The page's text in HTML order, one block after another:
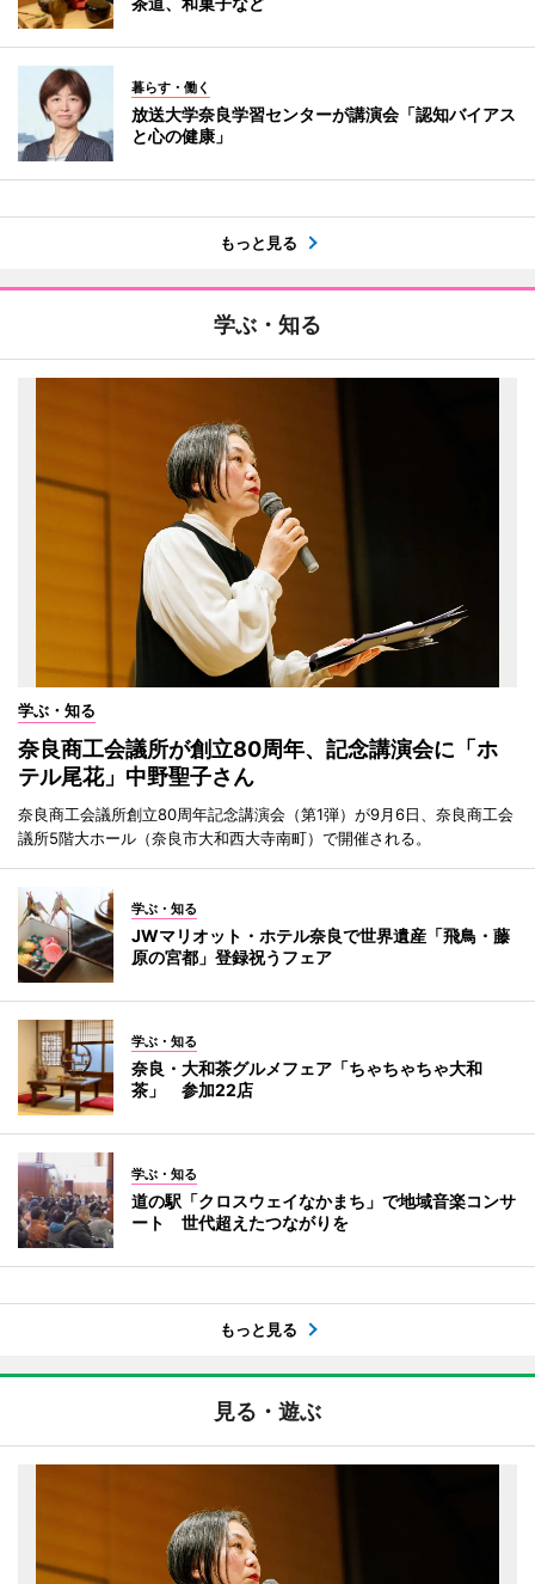
暮らす・働く
放送大学奈良学習センターが講演会「認知バイアス
と心の健康」
もっと見る
学ぶ・知る
学ぶ・知る
奈良商工会議所が創立80周年、記念講演会に「ホ
テル尾花」中野聖子さん
奈良商工会議所創立80周年記念講演会（第1弾）が9月6日、奈良商工会
議所5階大ホール（奈良市大和西大寺南町）で開催される。
学ぶ・知る
JWマリオット・ホテル奈良で世界遺産「飛鳥・藤
原の宮都」登録祝うフェア
学ぶ・知る
奈良・大和茶グルメフェア「ちゃちゃちゃ大和
茶」 参加22店
学ぶ・知る
道の駅「クロスウェイなかまち」で地域音楽コンサ
ート 世代超えたつながりを
もっと見る
見る・遊ぶ